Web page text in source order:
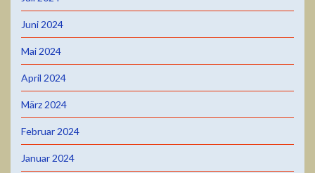
Juni 2024
Mai 2024
April 2024
März 2024
Februar 2024
Januar 2024